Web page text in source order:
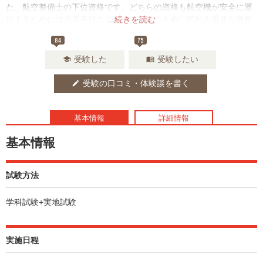
...続きを読む
た、航空整備士の下位資格です。どちらの資格も航空機が安全に運
行するためには必要不可欠であり、多数の人命に関わる重要な責務
84
school 受験した
75
menu_book 受験したい
edit 受験の口コミ・体験談を書く
基本情報 詳細情報
基本情報
試験方法
学科試験+実地試験
実施日程